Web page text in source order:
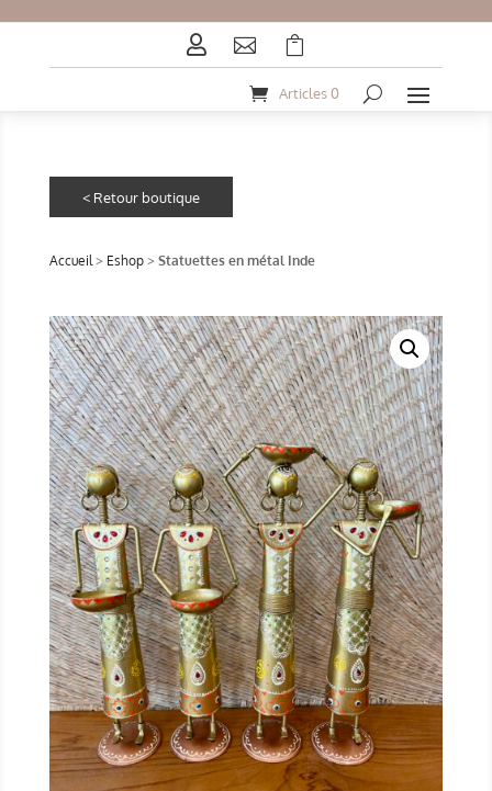
  
Articles 0
Accueil> Eshop> Statuettes en métal Inde